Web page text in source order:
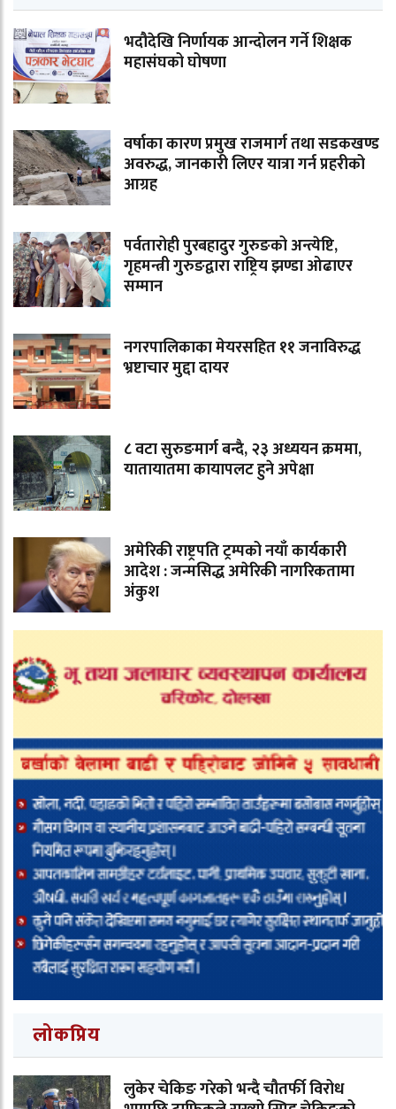
भदौदेखि निर्णायक आन्दोलन गर्ने शिक्षक
महासंघको घोषणा
वर्षाका कारण प्रमुख राजमार्ग तथा सडकखण्ड
अवरुद्ध, जानकारी लिएर यात्रा गर्न प्रहरीको
आग्रह
पर्वतारोही पुरबहादुर गुरुङको अन्त्येष्टि,
गृहमन्त्री गुरुङद्वारा राष्ट्रिय झण्डा ओढाएर
सम्मान
नगरपालिकाका मेयरसहित ११ जनाविरुद्ध
भ्रष्टाचार मुद्दा दायर
८ वटा सुरुङमार्ग बन्दै, २३ अध्ययन क्रममा,
यातायातमा कायापलट हुने अपेक्षा
अमेरिकी राष्ट्रपति ट्रम्पको नयाँ कार्यकारी
आदेश : जन्मसिद्ध अमेरिकी नागरिकतामा
अंकुश
लोकप्रिय
लुकेर चेकिङ गरेको भन्दै चौतर्फी विरोध